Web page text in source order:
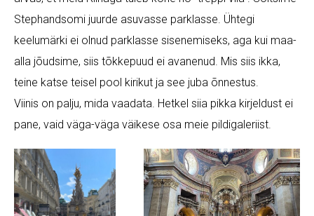
Stephandsomi juurde asuvasse parklasse. Ühtegi
keelumärki ei olnud parklasse sisenemiseks, aga kui maa-
alla jõudsime, siis tõkkepuud ei avanenud. Mis siis ikka,
teine katse teisel pool kirikut ja see juba õnnestus.
Viinis on palju, mida vaadata. Hetkel siia pikka kirjeldust ei
pane, vaid väga-väga väikese osa meie pildigaleriist.